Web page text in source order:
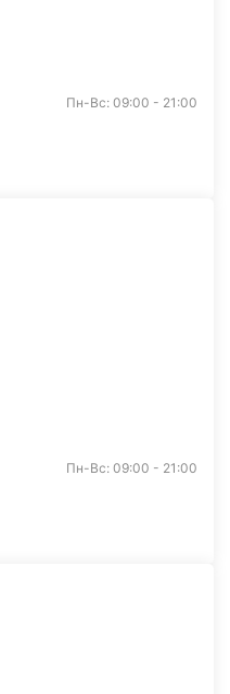
Пн-Вс: 09:00 - 21:00
Пн-Вс: 09:00 - 21:00